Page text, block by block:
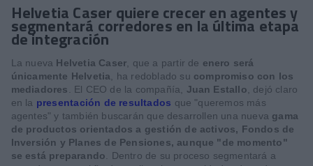
Helvetia Caser quiere crecer en agentes y
segmentará corredores en la última etapa
de integración
La nueva Helvetia Caser, que a partir de enero será
únicamente Helvetia, ha redoblado su compromiso con los
mediadores. El CEO de la compañía, Juan Estallo, dejó claro
en la presentación de resultados que "queremos más
agentes" y también buscarán que desarrollen una nueva gama
de productos orientados a gestión de activos, Fondos de
Inversión y Planes de Pensiones, aunque "de momento"
se está preparando. Dentro de su proceso segmentará a